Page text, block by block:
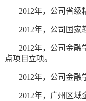
2012年，公司省级
2012年，公司国家
2012年，公司金融
点项目立项。
2012年，公司金融
2012年，广州区域